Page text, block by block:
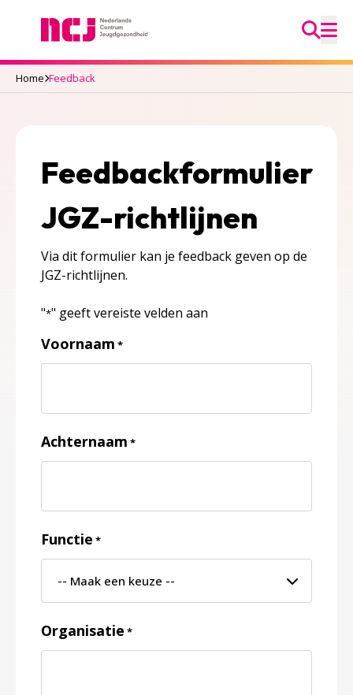
Ga
Home Feedback
Feedbackformulier
JGZ-richtlijnen
Via dit formulier kan je feedback geven op de
JGZ-richtlijnen.
"*" geeft vereiste velden aan
Voornaam *
Achternaam *
Functie *
Organisatie *